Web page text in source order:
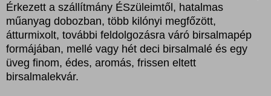
Érkezett a szállítmány ÉSzüleimtől, hatalmas
műanyag dobozban, több kilónyi megfőzött,
átturmixolt, további feldolgozásra váró birsalmapép
formájában, mellé vagy hét deci birsalmalé és egy
üveg finom, édes, aromás, frissen eltett
birsalmalekvár.